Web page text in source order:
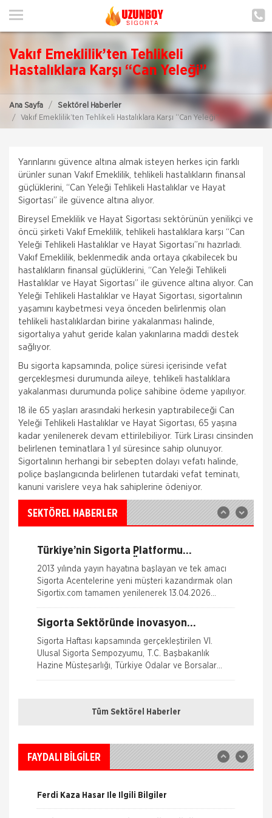
ANA SAYFA
HİZMETLERİMİZ
POLIÇE HATIRLAT
İLETIŞIM
ŞUBE BAŞVURUSU
MÜŞTERI GIRIŞI
TEKLİF AL
Vakıf Emeklilik’ten Tehlikeli
Hastalıklara Karşı “Can Yeleği”
Ana Sayfa
Sektörel Haberler
Vakıf Emeklilik’ten Tehlikeli Hastalıklara Karşı “Can Yeleği”
Yarınlarını güvence altına almak isteyen herkes için farklı
ürünler sunan Vakıf Emeklilik, tehlikeli hastalıkların finansal
güçlüklerini, “Can Yeleği Tehlikeli Hastalıklar ve Hayat
Sigortası” ile güvence altına alıyor.
Bireysel Emeklilik ve Hayat Sigortası sektörünün yenilikçi ve
öncü şirketi Vakıf Emeklilik, tehlikeli hastalıklara karşı “Can
Yeleği Tehlikeli Hastalıklar ve Hayat Sigortası”nı hazırladı.
Vakıf Emeklilik, beklenmedik anda ortaya çıkabilecek bu
hastalıkların finansal güçlüklerini, “Can Yeleği Tehlikeli
Hastalıklar ve Hayat Sigortası” ile güvence altına alıyor. Can
Yeleği Tehlikeli Hastalıklar ve Hayat Sigortası, sigortalının
yaşamını kaybetmesi veya önceden belirlenmiş olan
tehlikeli hastalıklardan birine yakalanması halinde,
sigortalıya yahut geride kalan yakınlarına maddi destek
sağlıyor.
Bu sigorta kapsamında, poliçe süresi içerisinde vefat
gerçekleşmesi durumunda aileye, tehlikeli hastalıklara
yakalanması durumunda poliçe sahibine ödeme yapılıyor.
18 ile 65 yaşları arasındaki herkesin yaptırabileceği Can
Yeleği Tehlikeli Hastalıklar ve Hayat Sigortası, 65 yaşına
kadar yenilenerek devam ettirilebiliyor. Türk Lirası cinsinden
belirlenen teminatlara 1 yıl süresince sahip olunuyor.
Sigortalının herhangi bir sebepten dolayı vefatı halinde,
poliçe başlangıcında belirlenen tutardaki vefat teminatı,
kanuni varislere veya hak sahiplerine ödeniyor.
SEKTÖREL HABERLER
Fare Kasko Kapsamında
Sigorta şirketleri ile sigortalılar arasındaki
uyuşmazlıkları çözen Sigorta Tahkim Komisyonu,
sigortalı bir aracın aksamlarının fare tarafından
kemirilmesi nedeniyle sigorta şi
Sigortix.com - Sigorta Acentelerinin
Gücü
ile yayına başlamıştır. Müşterileri Sigorta Acentelerini
Türkiye’nin Sigorta Platformu
Sigortix.com 2000 Üye Sigorta
Acentesi ile Yenilendi
2013 yılında yayın hayatına başlayan ve tek amacı
Sigorta Acentelerine yeni müşteri kazandırmak olan
Sigortix.com tamamen yenilenerek 13.04.2026
tarihinde yüksek teknolojik altyapıs
Sigorta Sektöründe inovasyon
Konuşuldu
Sigorta Haftası kapsamında gerçekleştirilen VI.
Ulusal Sigorta Sempozyumu, T.C. Başbakanlık
Hazine Müsteşarlığı, Türkiye Odalar ve Borsalar
Birliği (TOBB) ve Türkiye Si
Hayata geçirdiği ilkleri ve yenilikçi çözümleriyle
Borçluyuz Ama Birikimi Seviyoruz
Temmuz 2016’da 8 ilde 15 ve üzeri çalışanı olan
şirketlerin çalışanları ile yapılan geniş çaplı otomatik
Tüm Sektörel Haberler
FAYDALI BİLGİLER
ONLİNE Dask Prim Hesaplama
Trafik Hasarı için Gerekli Bilgiler
Yangın Hasarı ile ilgili Bilgiler
Ferdi Kaza Hasar İle İlgili Bilgiler